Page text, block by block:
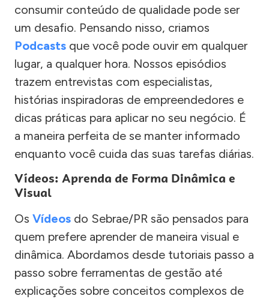
consumir conteúdo de qualidade pode ser
um desafio. Pensando nisso, criamos
Podcasts que você pode ouvir em qualquer
lugar, a qualquer hora. Nossos episódios
trazem entrevistas com especialistas,
histórias inspiradoras de empreendedores e
dicas práticas para aplicar no seu negócio. É
a maneira perfeita de se manter informado
enquanto você cuida das suas tarefas diárias.
Vídeos: Aprenda de Forma Dinâmica e
Visual
Os Vídeos do Sebrae/PR são pensados para
quem prefere aprender de maneira visual e
dinâmica. Abordamos desde tutoriais passo a
passo sobre ferramentas de gestão até
explicações sobre conceitos complexos de